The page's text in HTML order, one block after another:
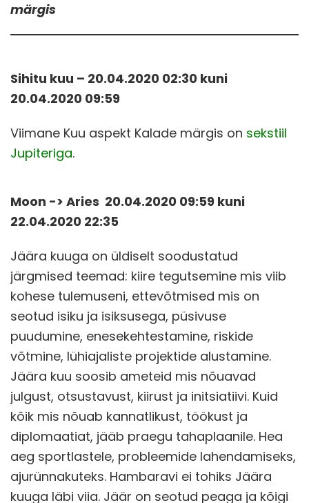
märgis
Sihitu kuu – 20.04.2020 02:30 kuni
20.04.2020 09:59
Viimane Kuu aspekt Kalade märgis on sekstiil
Jupiteriga.
Moon -> Aries 20.04.2020 09:59 kuni
22.04.2020 22:35
Jäära kuuga on üldiselt soodustatud
järgmised teemad: kiire tegutsemine mis viib
kohese tulemuseni, ettevõtmised mis on
seotud isiku ja isiksusega, püsivuse
puudumine, enesekehtestamine, riskide
võtmine, lühiajaliste projektide alustamine.
Jäära kuu soosib ameteid mis nõuavad
julgust, otsustavust, kiirust ja initsiatiivi. Kuid
kõik mis nõuab kannatlikust, töökust ja
diplomaatiat, jääb praegu tahaplaanile. Hea
aeg sportlastele, probleemide lahendamiseks,
ajurünnakuteks. Hambaravi ei tohiks Jäära
kuuga läbi viia. Jäär on seotud peaga ja kõigi